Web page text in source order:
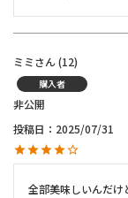
ミミ 12
購入者
非公開
投稿日
2025/07/31
全部美味しいんだけ